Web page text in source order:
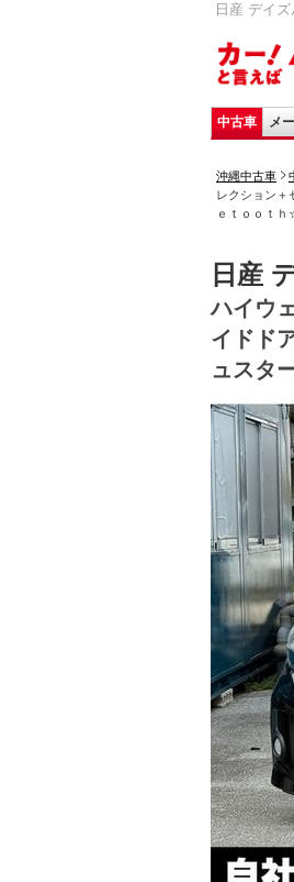
日産 デイ
中古車 メ
沖縄中古車
レクション
ｅｔｏｏｔ
日産
ハイウ
イドド
ュスタ